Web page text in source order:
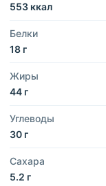
553 ккал
Белки
18 г
Жиры
44 г
Углеводы
30 г
Сахара
5.2 г